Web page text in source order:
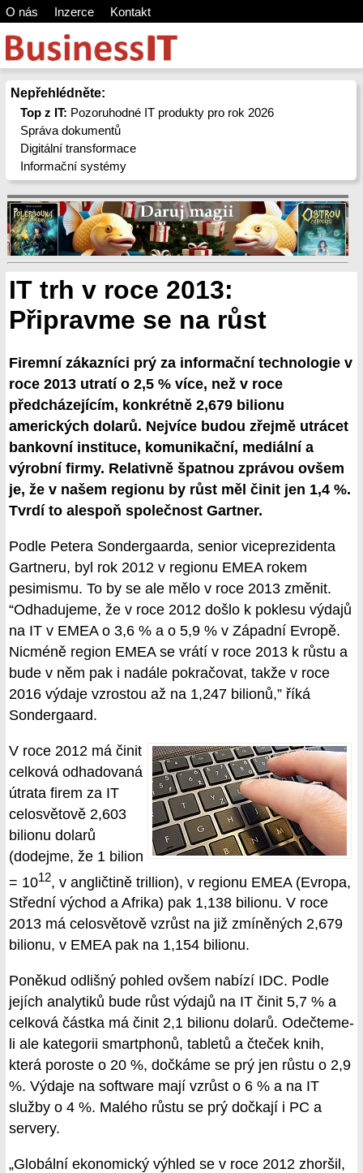
O nás Inzerce Kontakt
Nepřehlédněte:
Top z IT: Pozoruhodné IT produkty pro rok 2026
Správa dokumentů
Digitální transformace
Informační systémy
IT trh v roce 2013:
Připravme se na růst
Firemní zákazníci prý za informační technologie v
roce 2013 utratí o 2,5 % více, než v roce
předcházejícím, konkrétně 2,679 bilionu
amerických dolarů. Nejvíce budou zřejmě utrácet
bankovní instituce, komunikační, mediální a
výrobní firmy. Relativně špatnou zprávou ovšem
je, že v našem regionu by růst měl činit jen 1,4 %.
Tvrdí to alespoň společnost Gartner.
Podle Petera Sondergaarda, senior viceprezidenta
Gartneru, byl rok 2012 v regionu EMEA rokem
pesimismu. To by se ale mělo v roce 2013 změnit.
“Odhadujeme, že v roce 2012 došlo k poklesu výdajů
na IT v EMEA o 3,6 % a o 5,9 % v Západní Evropě.
Nicméně region EMEA se vrátí v roce 2013 k růstu a
bude v něm pak i nadále pokračovat, takže v roce
2016 výdaje vzrostou až na 1,247 bilionů,” říká
Sondergaard.
V roce 2012 má činit
celková odhadovaná
útrata firem za IT
celosvětově 2,603
bilionu dolarů
(dodejme, že 1 bilion
= 1012, v angličtině trillion), v regionu EMEA (Evropa,
Střední východ a Afrika) pak 1,138 bilionu. V roce
2013 má celosvětově vzrůst na již zmíněných 2,679
bilionu, v EMEA pak na 1,154 bilionu.
Poněkud odlišný pohled ovšem nabízí IDC. Podle
jejích analytiků bude růst výdajů na IT činit 5,7 % a
celková částka má činit 2,1 bilionu dolarů. Odečteme-
li ale kategorii smartphonů, tabletů a čteček knih,
která poroste o 20 %, dočkáme se prý jen růstu o 2,9
%. Výdaje na software mají vzrůst o 6 % a na IT
služby o 4 %. Malého růstu se prý dočkají i PC a
servery.
„Globální ekonomický výhled se v roce 2012 zhoršil,